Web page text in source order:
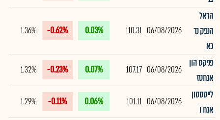
הראל
הנפק נד
כא
06/08/2026
110.31
0.03%
-0.62%
1.36%
פניקס הון
אגחטז
06/08/2026
107.17
0.07%
-0.23%
1.32%
לייטסטון
אגח ו
06/08/2026
101.11
0.06%
-0.11%
1.29%